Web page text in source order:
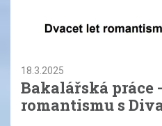
18.3.2025
Bakalářská práce
romantismu s